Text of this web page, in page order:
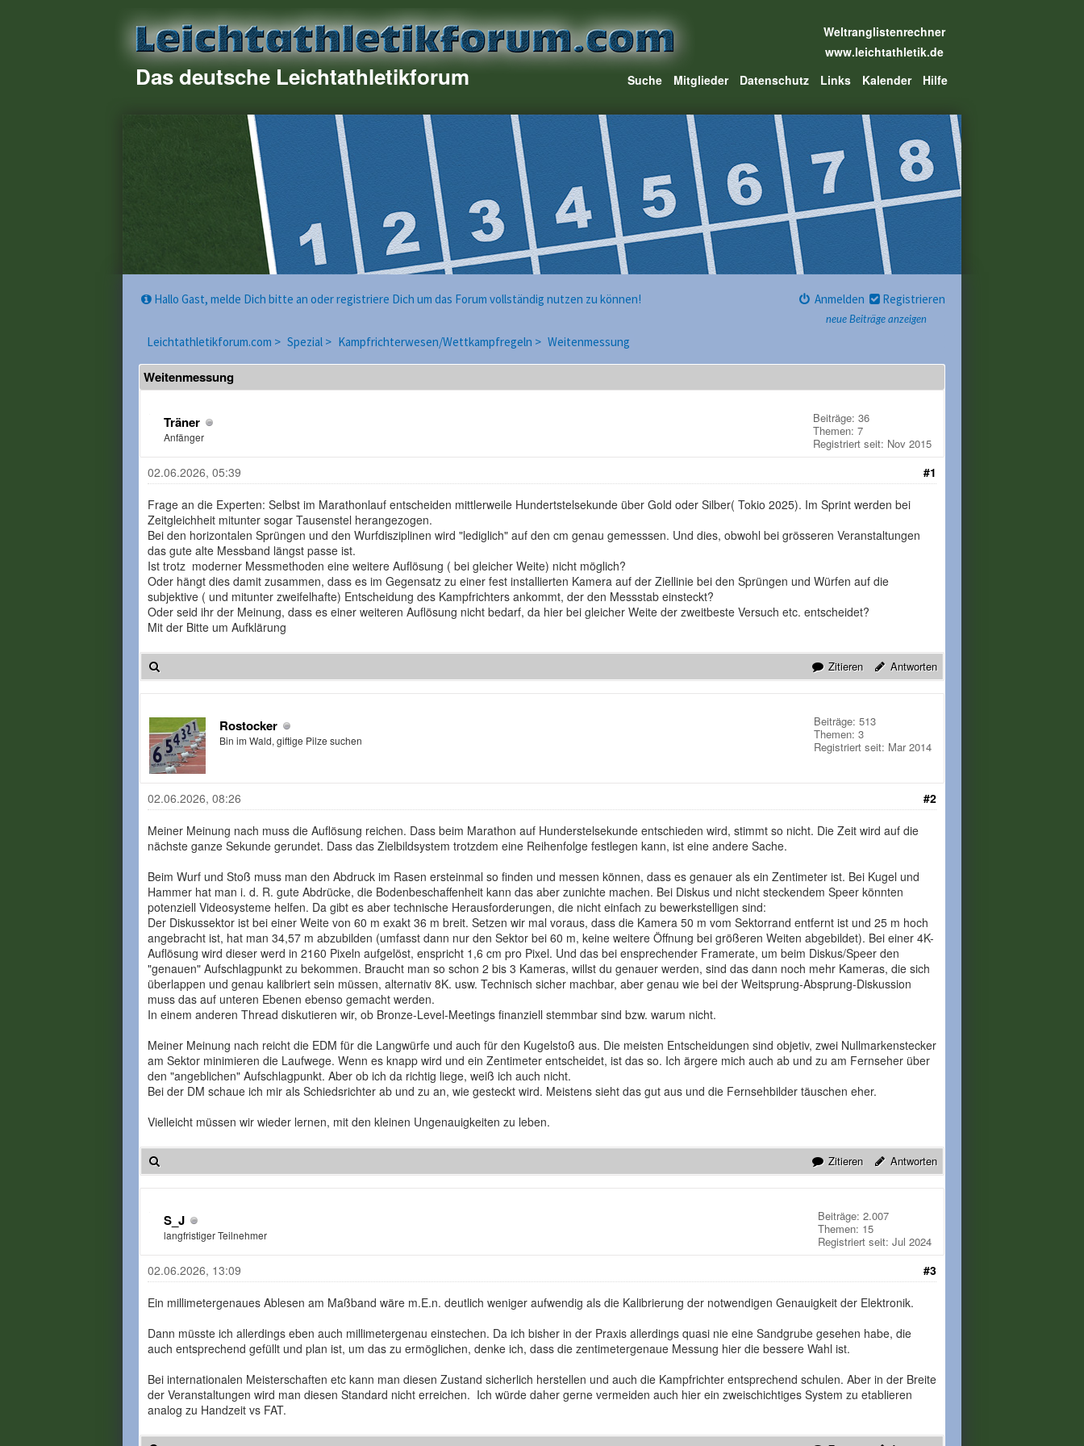
Das deutsche Leichtathletikforum
Weltranglistenrechner
www.leichtathletik.de
Suche
Mitglieder Datenschutz Links Kalender Hilfe
neue Beiträge anzeigen
Hallo Gast, melde Dich bitte an oder registriere Dich um das Forum vollständig nutzen zu können! Anmelden Registrieren
Leichtathletikforum.com > Spezial > Kampfrichterwesen/Wettkampfregeln > Weitenmessung
Weitenmessung
Träner
Anfänger
Beiträge: 36
Themen: 7
Registriert seit: Nov 2015
#1
02.06.2026, 05:39
Frage an die Experten: Selbst im Marathonlauf entscheiden mittlerweile Hundertstelsekunde über Gold oder Silber( Tokio 2025). Im Sprint werden bei
Zeitgleichheit mitunter sogar Tausenstel herangezogen.
Bei den horizontalen Sprüngen und den Wurfdisziplinen wird "lediglich" auf den cm genau gemesssen. Und dies, obwohl bei grösseren Veranstaltungen
das gute alte Messband längst passe ist.
Ist trotz moderner Messmethoden eine weitere Auflösung ( bei gleicher Weite) nicht möglich?
Oder hängt dies damit zusammen, dass es im Gegensatz zu einer fest installierten Kamera auf der Ziellinie bei den Sprüngen und Würfen auf die
subjektive ( und mitunter zweifelhafte) Entscheidung des Kampfrichters ankommt, der den Messstab einsteckt?
Oder seid ihr der Meinung, dass es einer weiteren Auflösung nicht bedarf, da hier bei gleicher Weite der zweitbeste Versuch etc. entscheidet?
Mit der Bitte um Aufklärung
Zitieren Antworten
Rostocker
Bin im Wald, giftige Pilze suchen
Beiträge: 513
Themen: 3
Registriert seit: Mar 2014
#2
02.06.2026, 08:26
Meiner Meinung nach muss die Auflösung reichen. Dass beim Marathon auf Hunderstelsekunde entschieden wird, stimmt so nicht. Die Zeit wird auf die
nächste ganze Sekunde gerundet. Dass das Zielbildsystem trotzdem eine Reihenfolge festlegen kann, ist eine andere Sache.
Beim Wurf und Stoß muss man den Abdruck im Rasen ersteinmal so finden und messen können, dass es genauer als ein Zentimeter ist. Bei Kugel und
Hammer hat man i. d. R. gute Abdrücke, die Bodenbeschaffenheit kann das aber zunichte machen. Bei Diskus und nicht steckendem Speer könnten
potenziell Videosysteme helfen. Da gibt es aber technische Herausforderungen, die nicht einfach zu bewerkstelligen sind:
Der Diskussektor ist bei einer Weite von 60 m exakt 36 m breit. Setzen wir mal voraus, dass die Kamera 50 m vom Sektorrand entfernt ist und 25 m hoch
angebracht ist, hat man 34,57 m abzubilden (umfasst dann nur den Sektor bei 60 m, keine weitere Öffnung bei größeren Weiten abgebildet). Bei einer 4K-
Auflösung wird dieser werd in 2160 Pixeln aufgelöst, enspricht 1,6 cm pro Pixel. Und das bei ensprechender Framerate, um beim Diskus/Speer den
"genauen" Aufschlagpunkt zu bekommen. Braucht man so schon 2 bis 3 Kameras, willst du genauer werden, sind das dann noch mehr Kameras, die sich
überlappen und genau kalibriert sein müssen, alternativ 8K. usw. Technisch sicher machbar, aber genau wie bei der Weitsprung-Absprung-Diskussion
muss das auf unteren Ebenen ebenso gemacht werden.
In einem anderen Thread diskutieren wir, ob Bronze-Level-Meetings finanziell stemmbar sind bzw. warum nicht.
Meiner Meinung nach reicht die EDM für die Langwürfe und auch für den Kugelstoß aus. Die meisten Entscheidungen sind objetiv, zwei Nullmarkenstecker
am Sektor minimieren die Laufwege. Wenn es knapp wird und ein Zentimeter entscheidet, ist das so. Ich ärgere mich auch ab und zu am Fernseher über
den "angeblichen" Aufschlagpunkt. Aber ob ich da richtig liege, weiß ich auch nicht.
Bei der DM schaue ich mir als Schiedsrichter ab und zu an, wie gesteckt wird. Meistens sieht das gut aus und die Fernsehbilder täuschen eher.
Vielleicht müssen wir wieder lernen, mit den kleinen Ungenauigkeiten zu leben.
Zitieren Antworten
S_J
langfristiger Teilnehmer
Beiträge: 2.007
Themen: 15
Registriert seit: Jul 2024
#3
02.06.2026, 13:09
Ein millimetergenaues Ablesen am Maßband wäre m.E.n. deutlich weniger aufwendig als die Kalibrierung der notwendigen Genauigkeit der Elektronik.
Dann müsste ich allerdings eben auch millimetergenau einstechen. Da ich bisher in der Praxis allerdings quasi nie eine Sandgrube gesehen habe, die
auch entsprechend gefüllt und plan ist, um das zu ermöglichen, denke ich, dass die zentimetergenaue Messung hier die bessere Wahl ist.
Bei internationalen Meisterschaften etc kann man diesen Zustand sicherlich herstellen und auch die Kampfrichter entsprechend schulen. Aber in der Breite
der Veranstaltungen wird man diesen Standard nicht erreichen. Ich würde daher gerne vermeiden auch hier ein zweischichtiges System zu etablieren
analog zu Handzeit vs FAT.